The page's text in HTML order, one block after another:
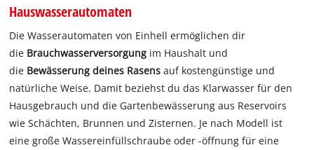
Hauswasserautomaten
Die Wasserautomaten von Einhell ermöglichen dir
die Brauchwasserversorgung im Haushalt und
die Bewässerung deines Rasensauf kostengünstige und
natürliche Weise. Damit beziehst du das Klarwasser für den
Hausgebrauch und die Gartenbewässerung aus Reservoirs
wie Schächten, Brunnen und Zisternen. Je nach Modell ist
eine große Wassereinfüllschraube oder -öffnung für eine